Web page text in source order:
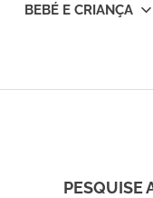
BEBÉ E CRIANÇA
PESQUISE